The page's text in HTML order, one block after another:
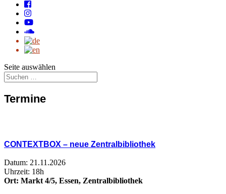
Seite auswählen
Termine
CONTEXTBOX – neue Zentralbibliothek
Datum: 21.11.2026
Uhrzeit: 18h
Ort: Markt 4/5, Essen, Zentralbibliothek